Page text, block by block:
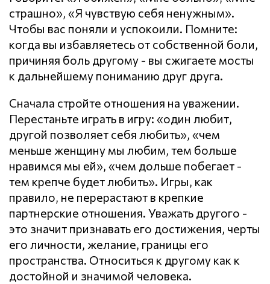
страшно», «Я чувствую себя ненужным».
Чтобы вас поняли и успокоили. Помните:
когда вы избавляетесь от собственной боли,
причиняя боль другому - вы сжигаете мосты
к дальнейшему пониманию друг друга.
Сначала стройте отношения на уважении.
Перестаньте играть в игру: «один любит,
другой позволяет себя любить», «чем
меньше женщину мы любим, тем больше
нравимся мы ей», «чем дольше побегает -
тем крепче будет любить». Игры, как
правило, не перерастают в крепкие
партнерские отношения. Уважать другого -
это значит признавать его достижения, черты
его личности, желание, границы его
пространства. Относиться к другому как к
достойной и значимой человека.